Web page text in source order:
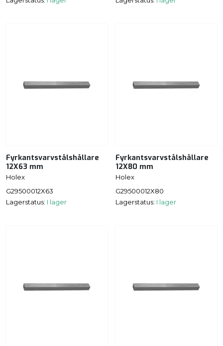
Fyrkantsvarvstålshållare
12X63 mm
Holex
G29500012X63
Lagerstatus: I lager
Fyrkantsvarvstålshållare
12X80 mm
Holex
G29500012X80
Lagerstatus: I lager